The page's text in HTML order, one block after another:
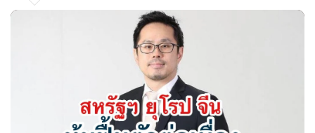
เชิงรุก (Active)
"ตลาดหุ้นจีนที่มีการปรับฐานในช่วงที่ผ่านมา บวกกับแนวโน้ม
เศรษฐกิจระยะยาวที่อาจเติบโตต่อเนื่อง ถือเป็นโอกาสดีในการ
ทยอยสะสมกองทุนหุ้นจีน โดยเฉพาะกอง B-CHINE-EQ เพราะ
กองนี้มีนโยบายกระจายการลงทุนไปในหลากหลายอุตสาหกรรม